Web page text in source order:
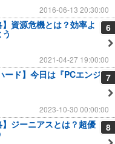
2016-06-13 20:30:00
6
】資源危機とは？効率よ
2021-04-27 19:00:00
7
ード】今日は『PCエンジ
2023-10-30 00:00:00
8
】ジーニアスとは？超優